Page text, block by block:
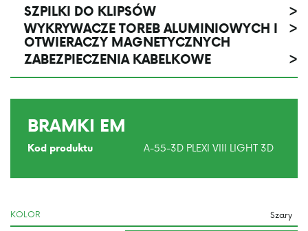
SZPILKI DO KLIPSÓW
>
WYKRYWACZE TOREB ALUMINIOWYCH I
OTWIERACZY MAGNETYCZNYCH
>
ZABEZPIECZENIA KABELKOWE
>
BRAMKI EM
Kod produktu A-55-3D PLEXI VIII LIGHT 3D
KOLOR